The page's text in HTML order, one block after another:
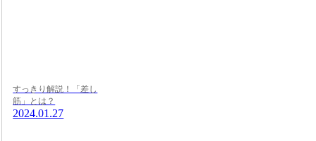
すっきり解説！「差し
筋」とは？
2024.01.27